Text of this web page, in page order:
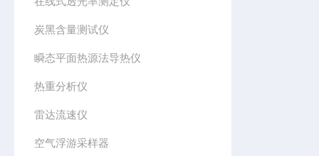
炭黑含量测试仪
瞬态平面热源法导热仪
热重分析仪
雷达流速仪
空气浮游采样器